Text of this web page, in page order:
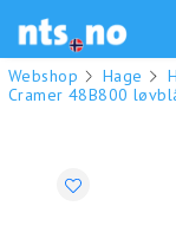
Webshop Hage
Cramer 48B800